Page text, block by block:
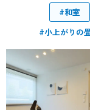
#和室
#小上がりの